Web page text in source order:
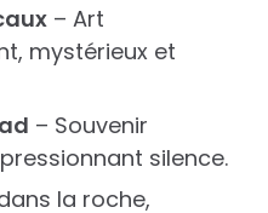
– Art
mystérieux et
– Souvenir
silence.
la roche,